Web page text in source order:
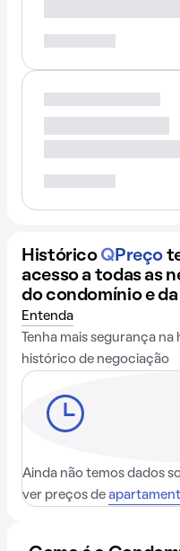
Histórico QPreço
acesso a todas as
do condomínio e
Entenda
Tenha mais segurança
histórico de negociação
Ainda não temos dados
ver preços de